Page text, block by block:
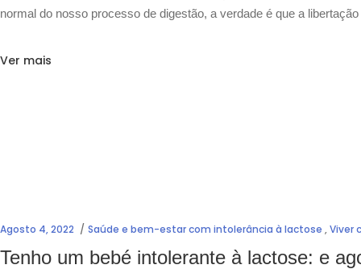
normal do nosso processo de digestão, a verdade é que a
Ver mais
Agosto 4, 2022 Saúde e bem-estar com intolerância à lactose ,Viver
Tenho um bebé intolerante à lactose: e